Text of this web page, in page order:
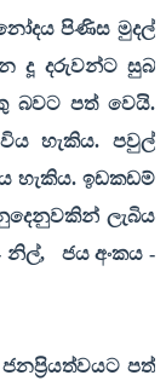
පිණිස මුදල්
දූ දරුවන්ට සුබ
බවට පත් වෙයි.
හැකිය. පවුල්
හැකිය. ඉඩකඩම්
ලැබිය
නිල්,
ජය අංකය -
පත්